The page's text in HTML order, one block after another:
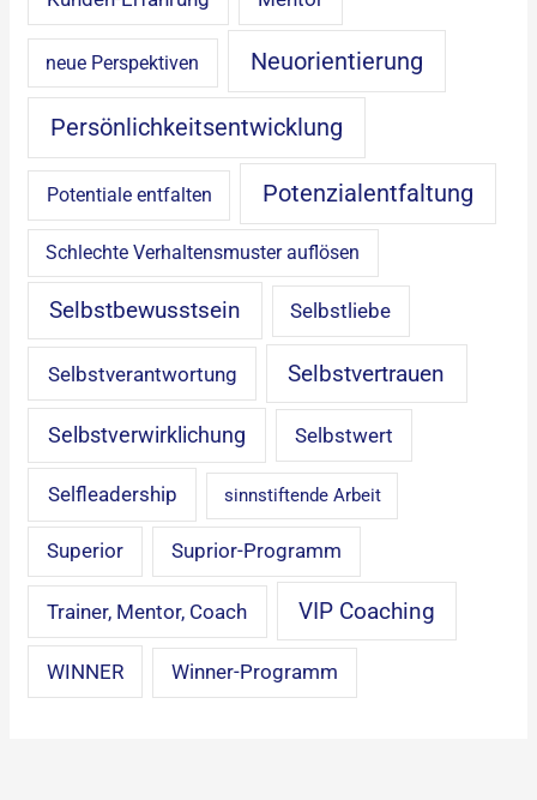
neue Perspektiven Neuorientierung
Persönlichkeitsentwicklung
Potentiale entfalten Potenzialentfaltung
Schlechte Verhaltensmuster auflösen
Selbstbewusstsein Selbstliebe
Selbstverantwortung Selbstvertrauen
Selbstverwirklichung Selbstwert
Selfleadership sinnstiftende Arbeit
Superior Suprior-Programm
Trainer, Mentor, Coach VIP Coaching
WINNER Winner-Programm